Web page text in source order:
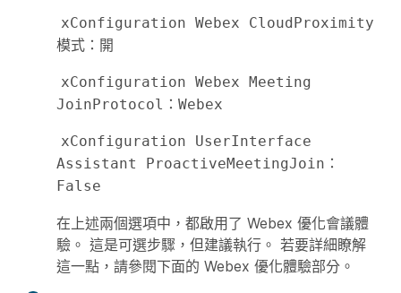
xConfiguration Webex CloudProximity
模式：開
xConfiguration Webex Meeting
JoinProtocol：Webex
xConfiguration UserInterface
Assistant ProactiveMeetingJoin：
False
在上述兩個選項中，都啟用了 Webex 優化會議體
驗。 這是可選步驟，但建議執行。 若要詳細瞭解
這一點，請參閱下面的 Webex 優化體驗部分。